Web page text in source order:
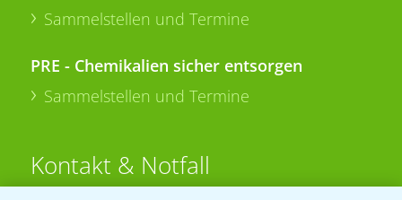
Sammelstellen und Termine
PRE - Chemikalien sicher entsorgen
Sammelstellen und Termine
Kontakt & Notfall